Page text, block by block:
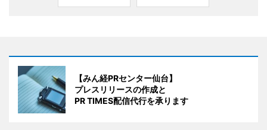
【みん経PRセンター仙台】
プレスリリースの作成と
PR TIMES配信代行を承ります